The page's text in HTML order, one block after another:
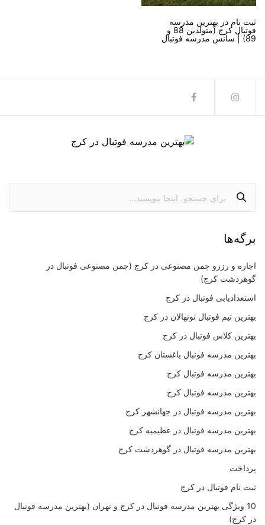
ثبت نام در بهترین مدرسه
فوتبال کرج (متولدین 88 و
89) | سانس مدرسه فوتبال
برگه‌ها
اجاره و رزرو چمن مصنوعی در کرج (چمن مصنوعی فوتبال در
گوهردشت کرج)
استعدادیابی فوتبال در کرج
بهترین تیم فوتبال نونهالان در کرج
بهترین کلاس فوتبال در کرج
بهترین مدرسه فوتبال باغستان کرج
بهترین مدرسه فوتبال کرج
بهترین مدرسه فوتبال کرج
بهترین مدرسه فوتبال در جهانشهر کرج
بهترین مدرسه فوتبال در عظیمیه کرج
بهترین مدرسه فوتبال در گوهردشت کرج
پرداخت
ثبت نام فوتبال در کرج
10 ویژگی بهترین مدرسه فوتبال در کرج و تهران (بهترین مدرسه فوتبال
در کرج)